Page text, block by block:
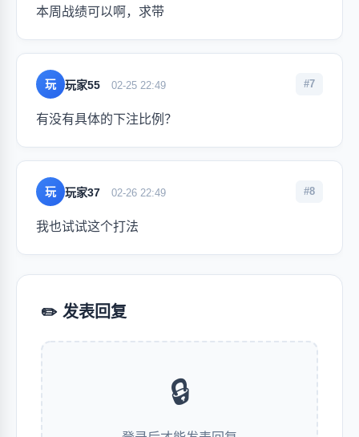
本周战绩可以啊，求带
玩 玩家55 02-25 22:49 #7
有没有具体的下注比例？
玩 玩家37 02-26 22:49 #8
我也试试这个打法
✏️ 发表回复
🔒